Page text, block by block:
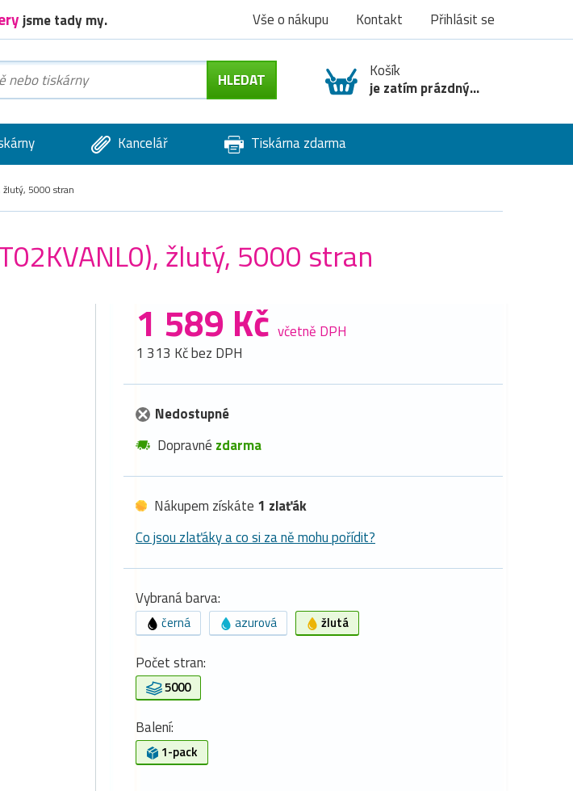
jsme tady my. Vše o nákupu Kontakt Přihlásit se
Košík
je zatím prázdný...
Kancelář Tiskárna zdarma
5000 stran
žlutý, 5000 stran
1 589 Kč včetně DPH
1 313 Kč bez DPH
Nedostupné
Dopravné zdarma
Nákupem získáte 1 zlaťák
Co jsou zlaťáky a co si za ně mohu pořídit?
Vybraná barva:
černá azurová žlutá
Počet stran:
5000
Balení:
1-pack